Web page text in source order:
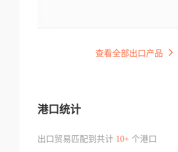
查看全部出口产品
港口统计
出口贸易匹配到共计 10+个港口